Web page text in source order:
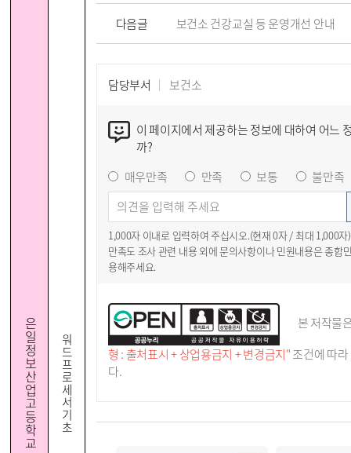
은
일
정
보
산
업
고
등
학
교
워
드
프
로
세
서
기
초
다음글 보건소 건강교실 등 운영개선 안내
담당부서 보건소
이 페이지에서 제공하는 정보에 대하여 어느
까?
매우만족
만족 보통 불만족
1,000자 이내로 입력하여 주십시오.(현재0자 / 최대 1,000자)
만족도 조사 관련 내용 외에 문의사항이나 민원내용은 종합
용해주세요.
본 저작물
형 : 출처표시 + 상업용금지 + 변경금지"조건에 따
다.